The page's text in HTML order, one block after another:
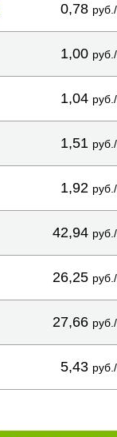
0,78
1,00
1,04
1,51
1,92
42,94
26,25
27,66
5,43